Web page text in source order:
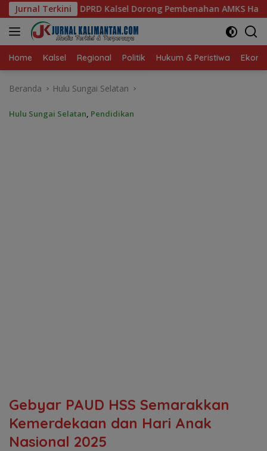
Langsung
ke
konten
Jurnal Terkini
Pembenahan AMKS Hasanuddin Ketua TP PKK
Home Kalsel Regional Politik Hukum & Peristiwa
Beranda Hulu Sungai Selatan
Hulu Sungai Selatan, Pendidikan
Gebyar PAUD HSS Semarakkan
Kemerdekaan dan Hari Anak
Nasional 2025